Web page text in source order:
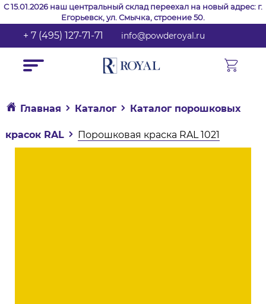
С 15.01.2026 наш центральный склад переехал на новый адрес: г.
Егорьевск, ул. Смычка, строение 50.
+ 7 (495) 127-71-71 info@powderoyal.ru
Главная Каталог Каталог порошковых
красок RAL Порошковая краска RAL 1021